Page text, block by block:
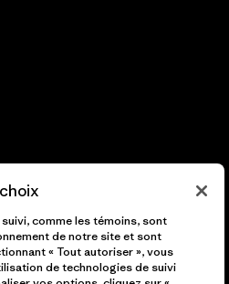
comme les témoins, sont
de notre site et sont
« Tout autoriser », vous
de technologies de suivi